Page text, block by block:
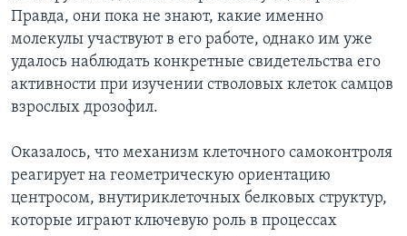
Правда, они пока не знают, какие именно
молекулы участвуют в его работе, однако им уже
удалось наблюдать конкретные свидетельства его
активности при изучении стволовых клеток самцов
взрослых дрозофил.
Оказалось, что механизм клеточного самоконтроля
реагирует на геометрическую ориентацию
центросом, внутириклеточных белковых структур,
которые играют ключевую роль в процессах